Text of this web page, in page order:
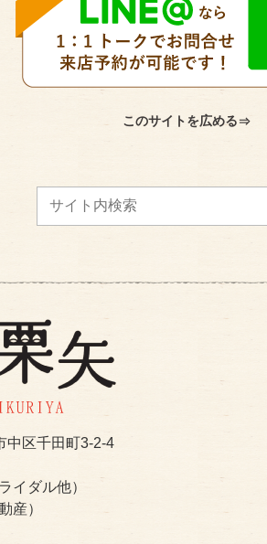
このサイトを広める
中区千田町3-2-4
イダル他）
産）